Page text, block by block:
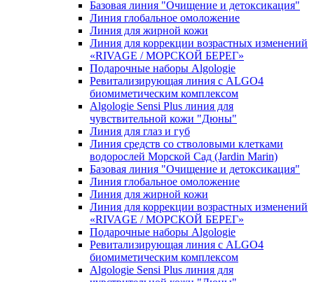
Базовая линия "Очищение и детоксикация"
Линия глобальное омоложение
Линия для жирной кожи
Линия для коррекции возрастных изменений
«RIVAGE / МОРСКОЙ БЕРЕГ»
Подарочные наборы Algologie
Ревитализирующая линия с ALGO4
биомиметическим комплексом
Algologie Sensi Plus линия для
чувcтвительной кожи "Дюны"
Линия для глаз и губ
Линия средств со стволовыми клетками
водорослей Морской Сад (Jardin Marin)
Базовая линия "Очищение и детоксикация"
Линия глобальное омоложение
Линия для жирной кожи
Линия для коррекции возрастных изменений
«RIVAGE / МОРСКОЙ БЕРЕГ»
Подарочные наборы Algologie
Ревитализирующая линия с ALGO4
биомиметическим комплексом
Algologie Sensi Plus линия для